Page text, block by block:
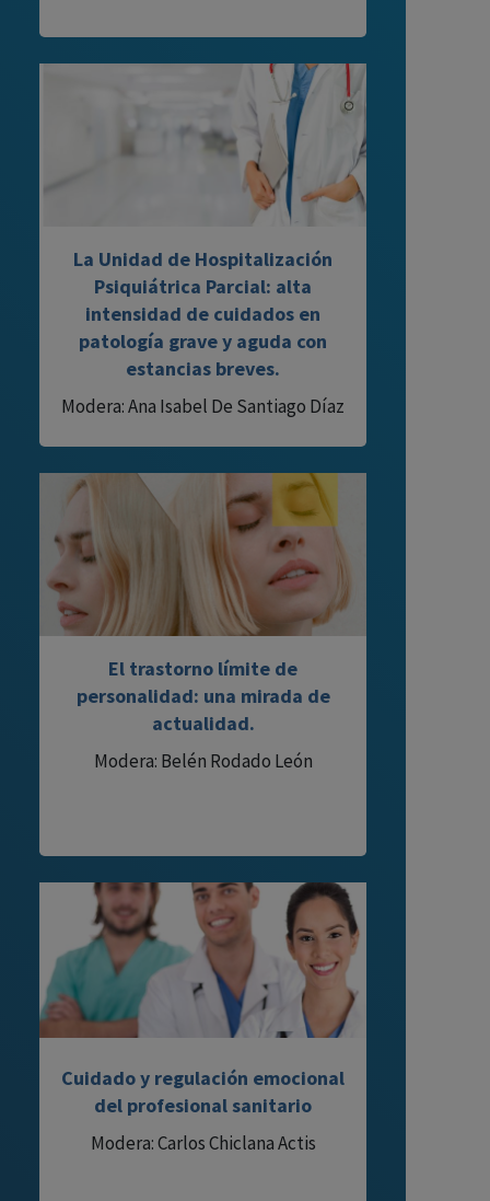
La Unidad de Hospitalización
Psiquiátrica Parcial: alta
intensidad de cuidados en
patología grave y aguda con
estancias breves.
Modera: Ana Isabel De Santiago Díaz
El trastorno límite de
personalidad: una mirada de
actualidad.
Modera: Belén Rodado León
Cuidado y regulación emocional
del profesional sanitario
Modera: Carlos Chiclana Actis